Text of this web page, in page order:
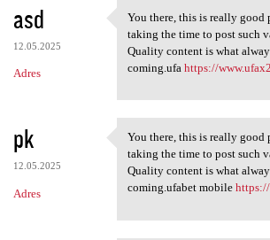
asd
12.05.2025
Adres
You there, this is really
You there, this is really good
taking the time to post such
Quality content is what
coming.ufa https://
pk
12.05.2025
Adres
You there, this is really
You there, this is really good
taking the time to post such
Quality content is what
coming.ufabet mobile